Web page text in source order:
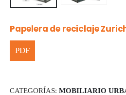
Papelera de reciclaje
CATEGORÍAS: MOBILIARIO